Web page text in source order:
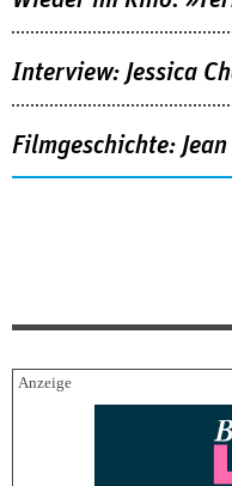
Interview: Jessica
Filmgeschichte: